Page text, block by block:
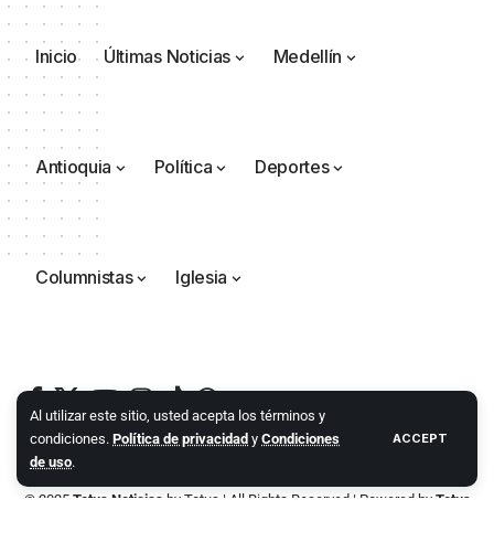
Al utilizar este sitio, usted acepta los términos y
condiciones. Política de privacidad y Condiciones
de uso.
ACCEPT
Inicio Últimas Noticias Medellín
Antioquia Política Deportes
Columnistas Iglesia
© 2025 Totus Noticias by Totus | All Rights Reserved | Powered by Totus